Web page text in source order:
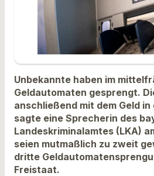
Unbekannte haben im
Geldautomaten gesprengt.
anschließend mit dem Geld
sagte eine Sprecherin des
Landeskriminalamtes (LKA)
seien mutmaßlich zu zweit
dritte
Freistaat.